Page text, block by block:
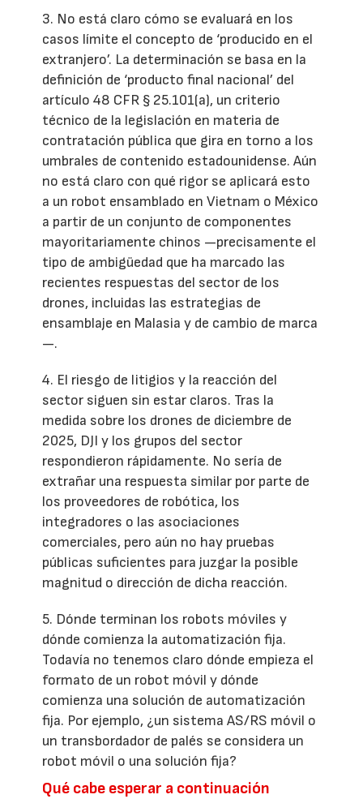
3. No está claro cómo se evaluará en los
casos límite el concepto de ‘producido en el
extranjero’. La determinación se basa en la
definición de ‘producto final nacional’ del
artículo 48 CFR § 25.101(a), un criterio
técnico de la legislación en materia de
contratación pública que gira en torno a los
umbrales de contenido estadounidense. Aún
no está claro con qué rigor se aplicará esto
a un robot ensamblado en Vietnam o México
a partir de un conjunto de componentes
mayoritariamente chinos —precisamente el
tipo de ambigüedad que ha marcado las
recientes respuestas del sector de los
drones, incluidas las estrategias de
ensamblaje en Malasia y de cambio de marca
—.
4. El riesgo de litigios y la reacción del
sector siguen sin estar claros. Tras la
medida sobre los drones de diciembre de
2025, DJI y los grupos del sector
respondieron rápidamente. No sería de
extrañar una respuesta similar por parte de
los proveedores de robótica, los
integradores o las asociaciones
comerciales, pero aún no hay pruebas
públicas suficientes para juzgar la posible
magnitud o dirección de dicha reacción.
5. Dónde terminan los robots móviles y
dónde comienza la automatización fija.
Todavía no tenemos claro dónde empieza el
formato de un robot móvil y dónde
comienza una solución de automatización
fija. Por ejemplo, ¿un sistema AS/RS móvil o
un transbordador de palés se considera un
robot móvil o una solución fija?
Qué cabe esperar a continuación